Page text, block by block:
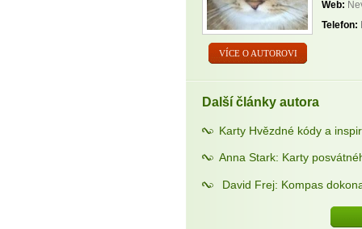
VÍCE O AUTOROVI
Web:
Telefon:
Další články autora
Karty Hvězdné kódy a
Anna Stark: Karty
David Frej: Kompas